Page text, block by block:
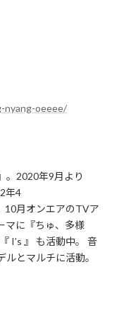
nyang-oeeee/
。2020年9月より
年4
10月オンエアのTVア
マに『ちゅ、多様
I’s 』 も活動中。 音
とマルチに活動。